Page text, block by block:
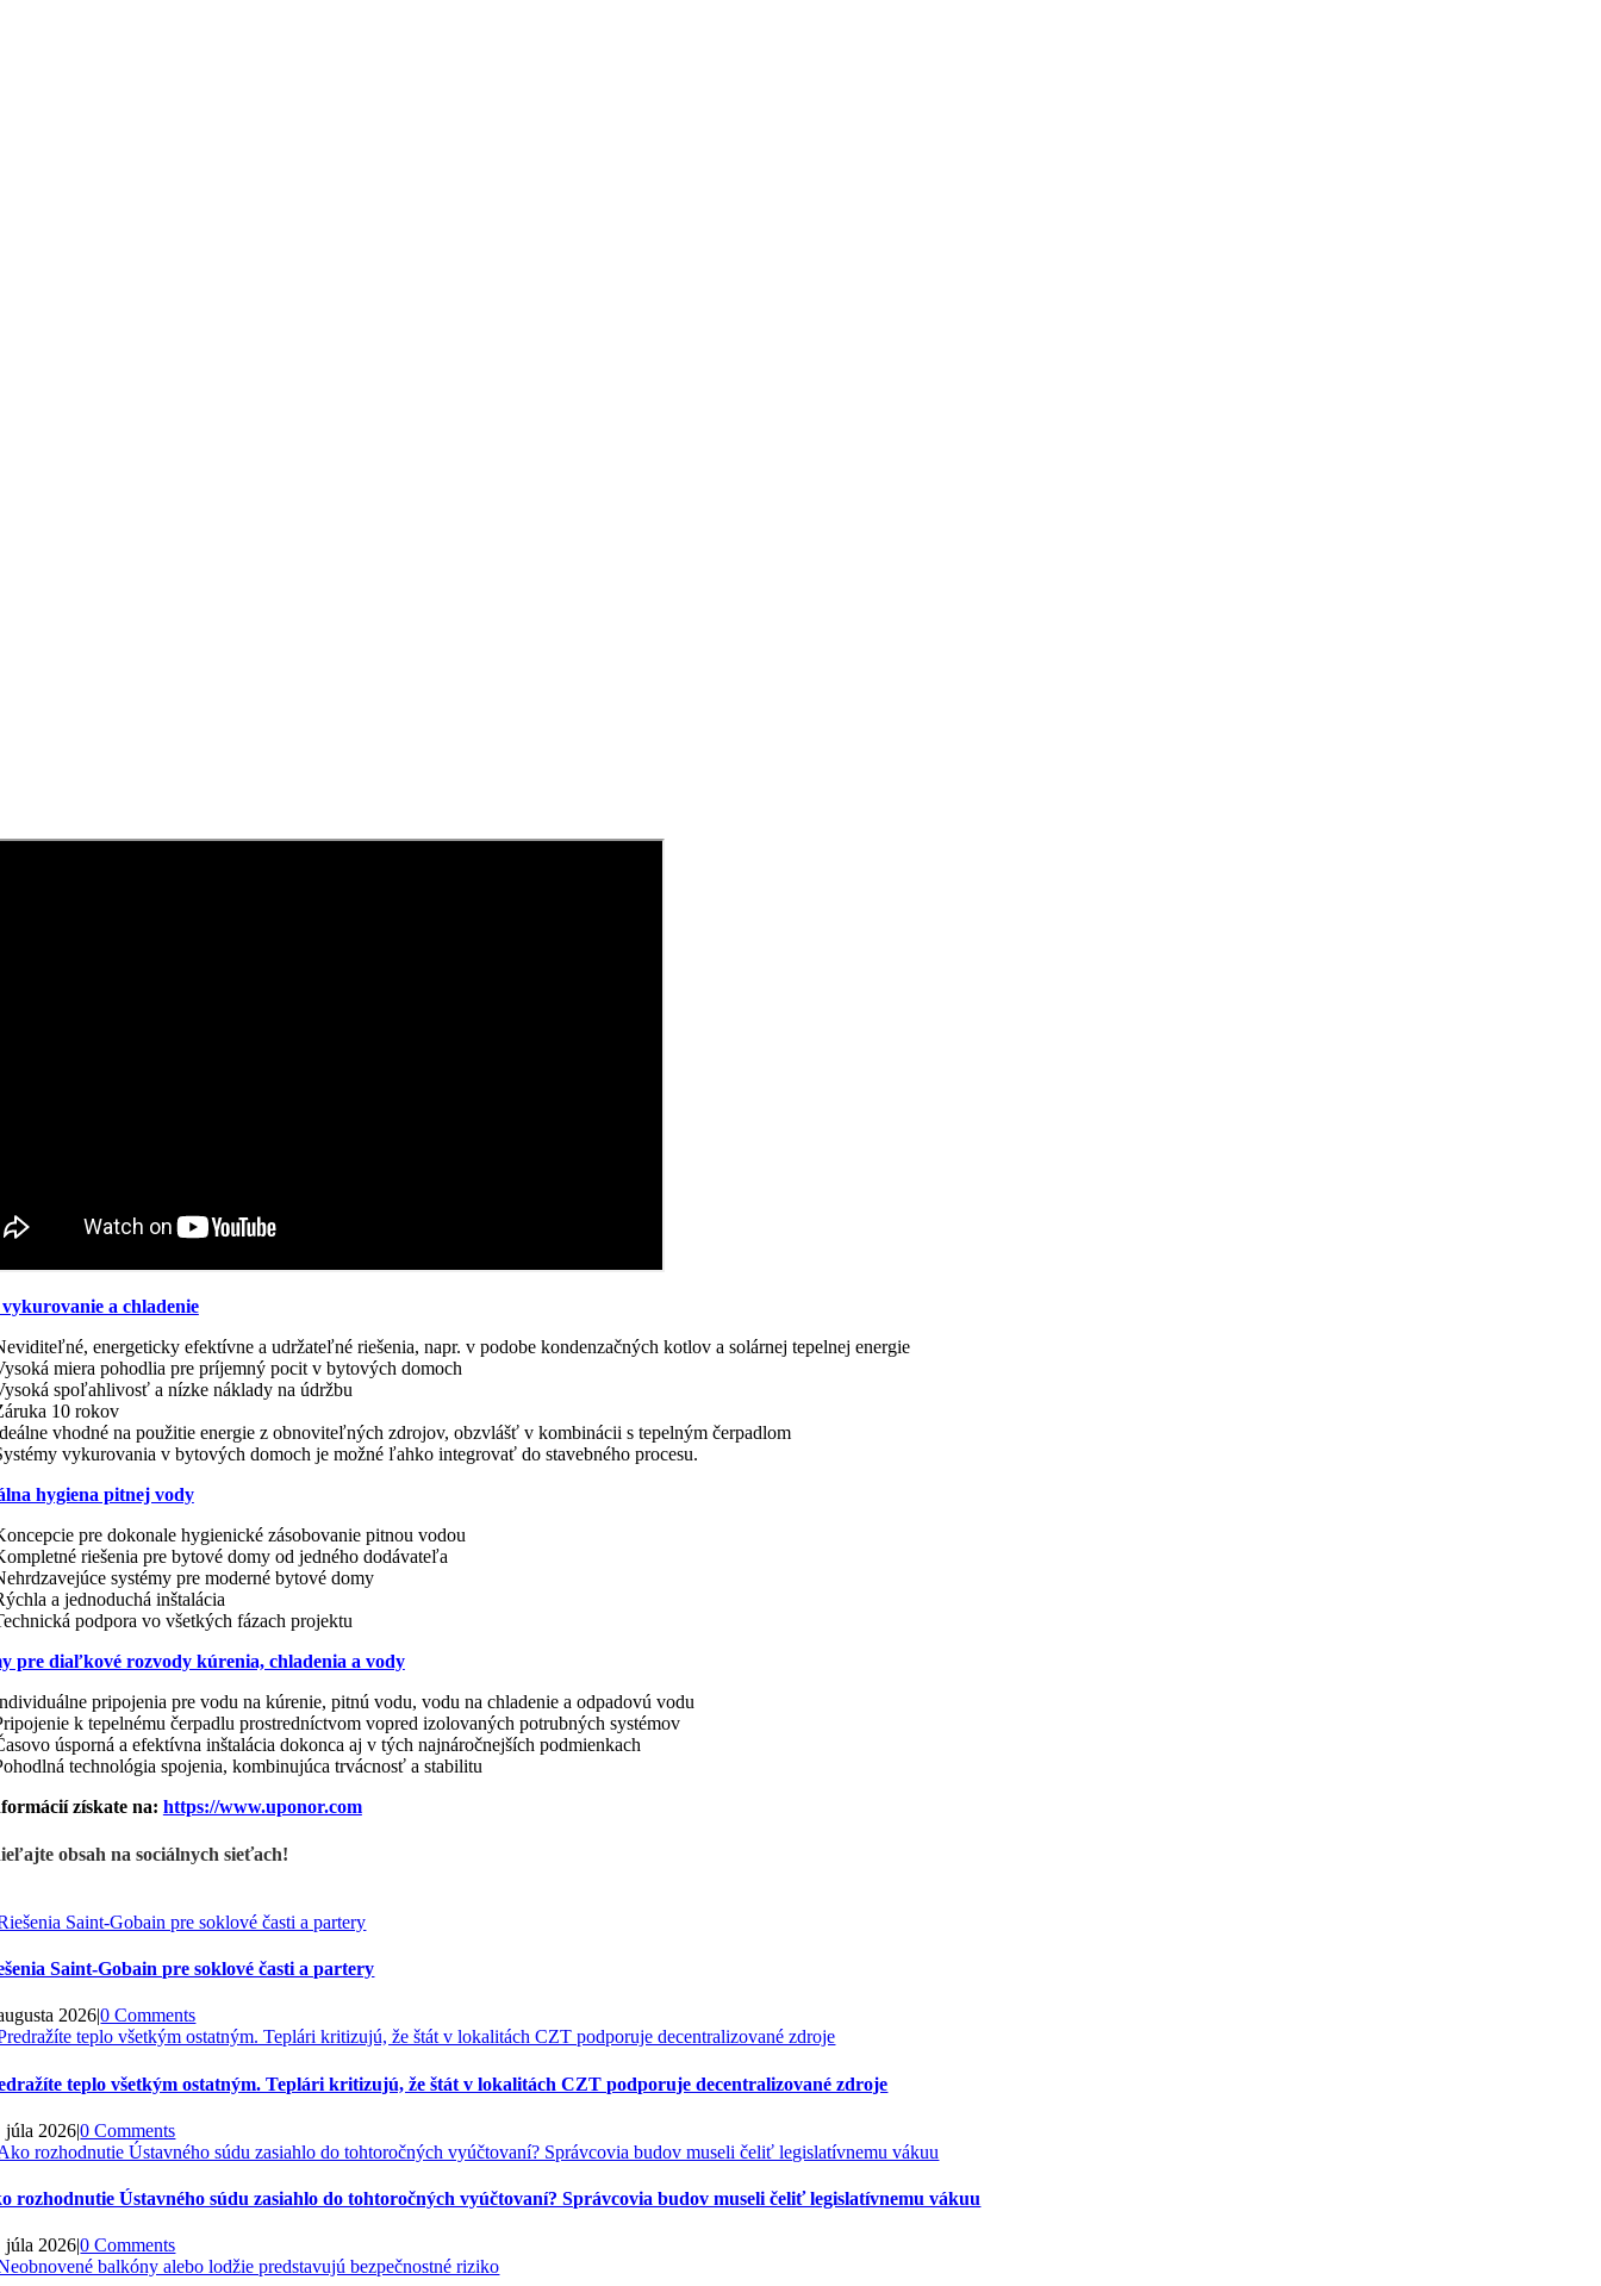
vykurovanie a chladenie
energeticky efektívne a udržateľné riešenia, napr. v podobe kondenzačných kotlov a solárnej tepelnej energie
miera pohodlia pre príjemný pocit v bytových domoch
spoľahlivosť a nízke náklady na údržbu
10 rokov
vhodné na použitie energie z obnoviteľných zdrojov, obzvlášť v kombinácii s tepelným čerpadlom
vykurovania v bytových domoch je možné ľahko integrovať do stavebného procesu.
hygiena pitnej vody
pre dokonale hygienické zásobovanie pitnou vodou
riešenia pre bytové domy od jedného dodávateľa
systémy pre moderné bytové domy
a jednoduchá inštalácia
podpora vo všetkých fázach projektu
pre diaľkové rozvody kúrenia, chladenia a vody
pripojenia pre vodu na kúrenie, pitnú vodu, vodu na chladenie a odpadovú vodu
k tepelnému čerpadlu prostredníctvom vopred izolovaných potrubných systémov
úsporná a efektívna inštalácia dokonca aj v tých najnáročnejších podmienkach
technológia spojenia, kombinujúca trvácnosť a stabilitu
získate na: https://www.uponor.com
obsah na sociálnych sieťach!
Saint-Gobain pre soklové časti a partery
2026|0 Comments
teplo všetkým ostatným. Teplári kritizujú, že štát v lokalitách CZT podporuje decentralizované zdroje
júla 2026|0 Comments
rozhodnutie Ústavného súdu zasiahlo do tohtoročných vyúčtovaní? Správcovia budov museli čeliť legislatívnemu vákuu
júla 2026|0 Comments